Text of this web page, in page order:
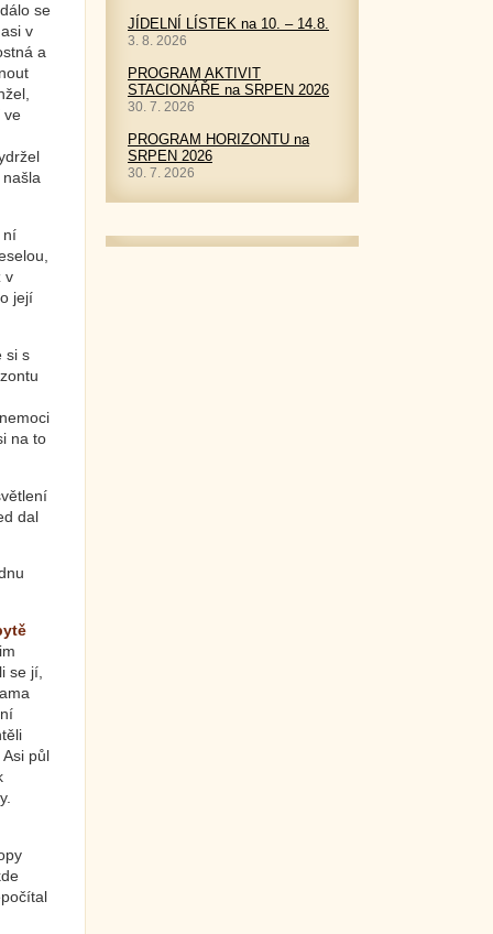
se
v
a
ve
ní
v
její
si s
na to
dal
se jí,
půl
JÍDELNÍ LÍSTEK na 10. – 14.8.
3. 8. 2026
PROGRAM AKTIVIT
STACIONÁŘE na SRPEN 2026
30. 7. 2026
PROGRAM HORIZONTU na
SRPEN 2026
30. 7. 2026